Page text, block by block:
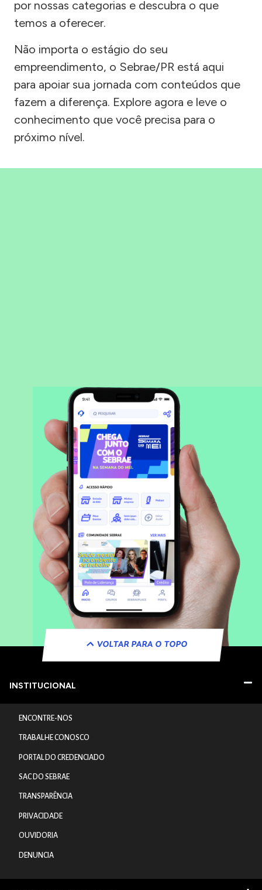
por nossas categorias e descubra o que
temos a oferecer.
Não importa o estágio do seu
empreendimento, o Sebrae/PR está aqui
para apoiar sua jornada com conteúdos que
fazem a diferença. Explore agora e leve o
conhecimento que você precisa para o
próximo nível.
VOLTAR PARA O TOPO
INSTITUCIONAL
ENCONTRE-NOS
TRABALHE CONOSCO
PORTAL DO CREDENCIADO
SAC DO SEBRAE
TRANSPARÊNCIA
PRIVACIDADE
OUVIDORIA
DENUNCIA